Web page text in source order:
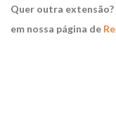
Quer outra
em nossa página de